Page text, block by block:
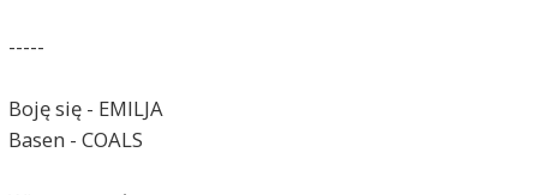
-----
Boję się - EMILJA
Basen - COALS